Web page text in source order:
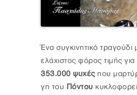
Ένα συγκινητικό
ελάχιστος φόρος τιμής για
353.000 ψυχέςπου
γη του Πόντου